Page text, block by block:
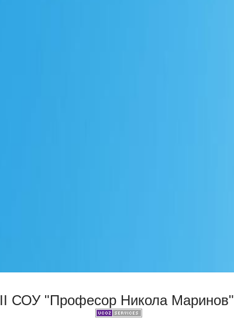
II СОУ "Професор Никола Маринов"